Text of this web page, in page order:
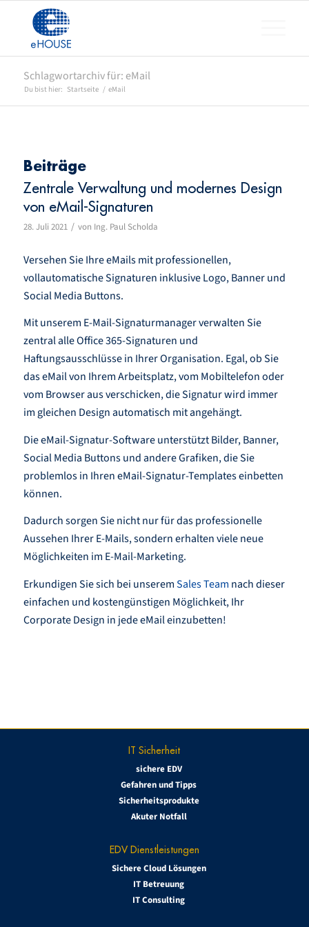
Schlagwortarchiv für: eMail
Du bist hier: Startseite / eMail
Beiträge
Zentrale Verwaltung und modernes Design
von eMail-Signaturen
28. Juli 2021 / von Ing. Paul Scholda
Versehen Sie Ihre eMails mit professionellen,
vollautomatische Signaturen inklusive Logo, Banner und
Social Media Buttons.
Mit unserem E-Mail-Signaturmanager verwalten Sie
zentral alle Office 365-Signaturen und
Haftungsausschlüsse in Ihrer Organisation. Egal, ob Sie
das eMail von Ihrem Arbeitsplatz, vom Mobiltelefon oder
vom Browser aus verschicken, die Signatur wird immer
im gleichen Design automatisch mit angehängt.
Die eMail-Signatur-Software unterstützt Bilder, Banner,
Social Media Buttons und andere Grafiken, die Sie
problemlos in Ihren eMail-Signatur-Templates einbetten
können.
Dadurch sorgen Sie nicht nur für das professionelle
Aussehen Ihrer E-Mails, sondern erhalten viele neue
Möglichkeiten im E-Mail-Marketing.
Erkundigen Sie sich bei unseremSales Team nach dieser
einfachen und kostengünstigen Möglichkeit, Ihr
Corporate Design in jede eMail einzubetten!
IT Sicherheit
sichere EDV
Gefahren und Tipps
Sicherheitsprodukte
Akuter Notfall
EDV Dienstleistungen
Sichere Cloud Lösungen
IT Betreuung
IT Consulting